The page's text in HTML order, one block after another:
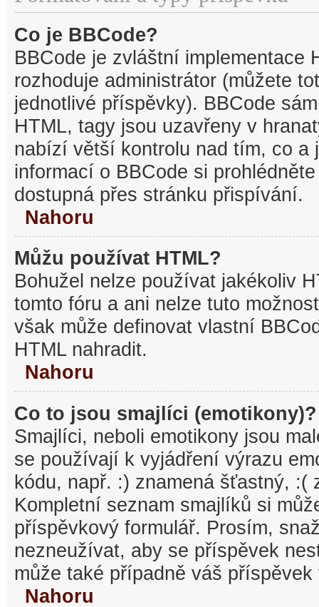
Co je BBCode?
BBCode je zvláštní implementace
rozhoduje administrátor (můžete
jednotlivé příspěvky). BBCode
HTML, tagy jsou uzavřeny v
nabízí větší kontrolu nad tím, co a
informací o BBCode si
dostupná přes stránku přispívání.
Nahoru
Můžu používat HTML?
Bohužel nelze používat jakékoliv
tomto fóru a ani nelze tuto
však může definovat vlastní
HTML nahradit.
Nahoru
Co to jsou smajlíci (emotikony)?
Smajlíci, neboli emotikony jsou
se používají k vyjádření výrazu
kódu, např. :) znamená šťastný, :(
Kompletní seznam smajlíků si
příspěvkový formulář. Prosím,
nezneužívat, aby se příspěvek
může také případně váš
Nahoru